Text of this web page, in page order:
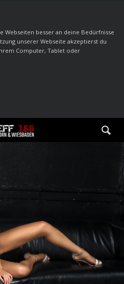
Webseiten besser an deine Bedürfnisse
unserer Webseite akzeptierst du
Computer, Tablet oder